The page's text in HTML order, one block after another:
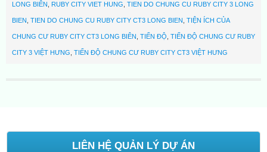
LONG BIÊN RUBY CITY VIET HUNG TIEN DO CHUNG CU RUBY CITY 3 LONG
BIEN TIEN DO CHUNG CU RUBY CITY CT3 LONG BIEN TIỆN ÍCH CỦA
CHUNG CƯ RUBY CITY CT3 LONG BIÊN TIẾN ĐỘ TIẾN ĐỘ CHUNG CƯ RUBY
CITY 3 VIỆT HƯNG TIẾN ĐỘ CHUNG CƯ RUBY CITY CT3 VIỆT HƯNG
LIÊN HỆ QUẢN LÝ DỰ ÁN